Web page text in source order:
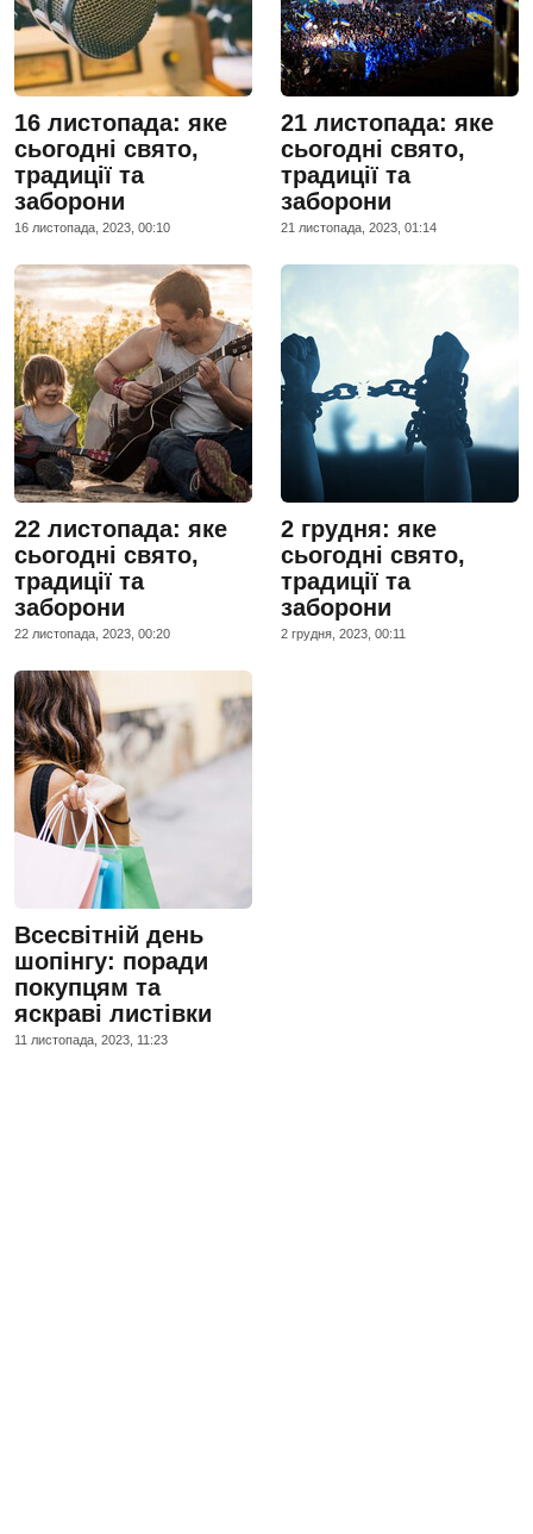
16 листопада: яке
сьогодні свято,
традиції та
заборони
16 листопада, 2023, 00:10
21 листопада: яке
сьогодні свято,
традиції та
заборони
21 листопада, 2023, 01:14
22 листопада: яке
сьогодні свято,
традиції та
заборони
22 листопада, 2023, 00:20
2 грудня: яке
сьогодні свято,
традиції та
заборони
2 грудня, 2023, 00:11
Всесвітній день
шопінгу: поради
покупцям та
яскраві листівки
11 листопада, 2023, 11:23